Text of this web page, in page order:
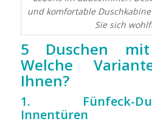
und komfortable
Sie sich
5 Duschen
Welche
Ihnen?
1. Fünfeck-
Innentüren